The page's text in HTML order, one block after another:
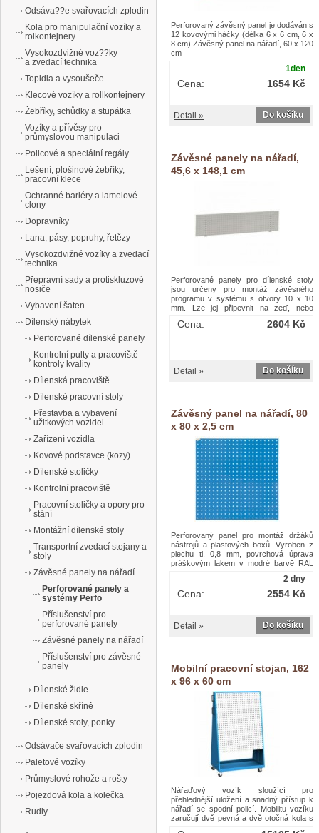
Perforovaný závěsný panel je dodáván s
12 kovovými háčky (délka 6 x 6 cm, 6 x
8 cm).Závěsný panel na nářadí, 60 x 120
cm
1den
1654 Kč
Cena:
Do košíku
Detail »
Závěsné panely na nářadí,
45,6 x 148,1 cm
Perforované panely pro dílenské stoly
jsou určeny pro montáž závěsného
programu v systému s otvory 10 x 10
mm. Lze jej připevnit na zeď, nebo
desky cca 40 mm pomocí přiložených
lakem. Závěsné panely na nářadí, 45,6 x
148,1 cm
2604 Kč
Cena:
Do košíku
Detail »
Závěsný panel na nářadí, 80
x 80 x 2,5 cm
Perforovaný panel pro montáž držáků
nástrojů a plastových boxů. Vyroben z
plechu tl. 0,8 mm, povrchová úprava
práškovým lakem v modré barvě RAL
mm s roztečí 38 mm. Nosnost panelu 30
kg. Určen pro upevnění na zeď. Hloubka
panelu 25 mm včetně výztuh.Závěsný
2 dny
2554 Kč
Cena:
Do košíku
Detail »
Mobilní pracovní stojan, 162
x 96 x 60 cm
Nářaďový vozík sloužící pro
přehlednější uložení a snadný přístup k
nářadí se spodní policí. Mobilitu vozíku
zaručují dvě pevná a dvě otočná kola s
Odsáva??e svařovacích zplodin
Kola pro manipulační vozíky a
rolkontejnery
Vysokozdvižné voz??ky
a zvedací technika
Topidla a vysoušeče
Klecové vozíky a rollkontejnery
Žebříky, schůdky a stupátka
Vozíky a přívěsy pro
průmyslovou manipulaci
Policové a speciální regály
Lešení, plošinové žebříky,
pracovní klece
Ochranné bariéry a lamelové
clony
Dopravníky
Lana, pásy, popruhy, řetězy
Vysokozdvižné vozíky a zvedací
technika
Přepravní sady a protiskluzové
nosiče
Vybavení šaten
Dílenský nábytek
Perforované dílenské panely
Kontrolní pulty a pracoviště
kontroly kvality
Dílenská pracoviště
Dílenské pracovní stoly
Přestavba a vybavení
užitkových vozidel
Zařízení vozidla
Kovové podstavce (kozy)
Dílenské stoličky
Kontrolní pracoviště
Pracovní stoličky a opory pro
stání
Montážní dílenské stoly
Transportní zvedací stojany a
stoly
Závěsné panely na nářadí
Perforované panely a
systémy Perfo
Příslušenství pro
perforované panely
Závěsné panely na nářadí
Příslušenství pro závěsné
panely
Dílenské židle
Dílenské skříně
Dílenské stoly, ponky
Odsávače svařovacích zplodin
Paletové vozíky
Průmyslové rohože a rošty
Pojezdová kola a kolečka
Rudly